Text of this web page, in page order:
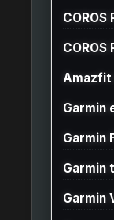
Amazfit
Garmin
Garmin
Garmin
Garmin